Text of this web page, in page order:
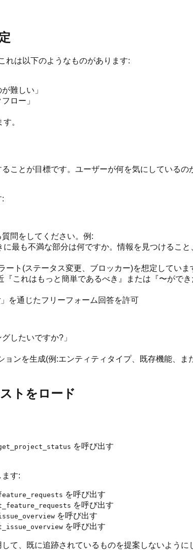
れは以下のようなものがあります:
難しい」
ロー」
。
ことが目標です。ユーザーが何を気にしている
:
問をしてください。例:
最も不満な部分は何ですか。情報を見つけるこ
ート(ステータス変更、ブロッカー)を想定してい
これはもっと簡単であるべき』または『〜がで
を通じたフリーフォーム回答を許可
したいですか?」
ンを生成(例:エンティティタイプ、既存機能、
トをロード
を呼び出す
す:
を呼び出す
を呼び出す
を呼び出す
を呼び出す
て、既に追跡されているものを提案しないように